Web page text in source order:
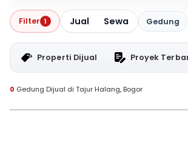
Filter 1 Jual Sewa Gedung
Properti Dijual Proyek
0 Gedung Dijual di Tajur Halang, Bogor